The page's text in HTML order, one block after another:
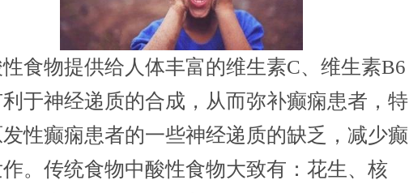
物提供给人体丰富的维生素C、维生素B6
于神经递质的合成，从而弥补癫痫患者，特
性癫痫患者的一些神经递质的缺乏，减少癫
。传统食物中酸性食物大致有：花生、核